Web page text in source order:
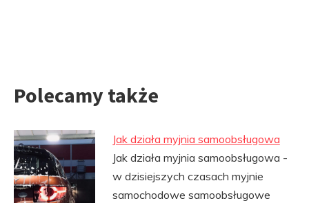
Polecamy także
Jak działa myjnia samoobsługowa
Jak działa myjnia samoobsługowa -
w dzisiejszych czasach myjnie
samochodowe samoobsługowe